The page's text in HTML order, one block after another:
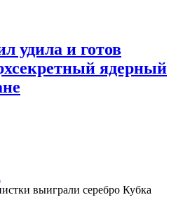
удила и готов
ядерный
выиграли серебро Кубка